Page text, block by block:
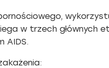
w trzech głównych
AIDS.